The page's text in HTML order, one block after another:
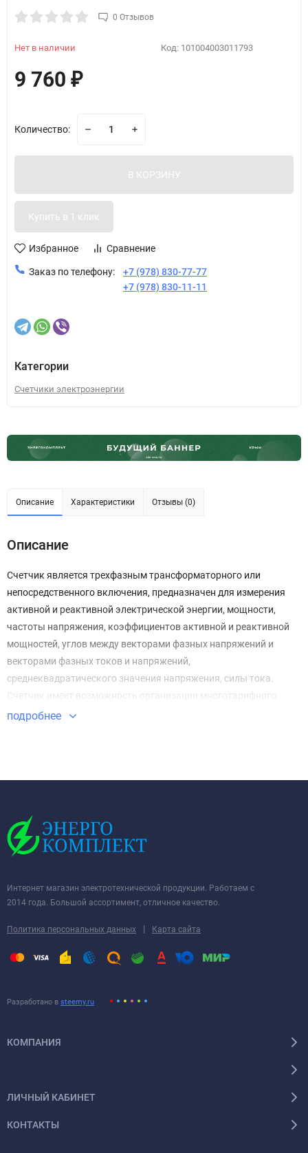
0 Отзывов
Код: 101004003011793
Нет в наличии
9 760 ₽
Количество:
В КОРЗИНУ
Избранное Сравнение
Заказ по телефону:
+7 (978) 830-77-77
+7 (978) 830-11-11
Категории
Счетчики электроэнергии
Описание Характеристики Отзывы (0)
Описание
Счетчик является трехфазным трансформаторного или
непосредственного включения, предназначен для измерения
активной и реактивной электрической энергии, мощности,
частоты напряжения, коэффициентов активной и реактивной
мощностей, углов между векторами фазных напряжений и
векторами фазных токов и напряжений,
среднеквадратического значения напряжения, силы тока.
Счетчик имеет возможность организации многотарифного
учета электроэнергии с передачей накопленной информации
подробнее
Интернет магазин электротехнической продукции. Работаем с
2014 года. Большой ассортимент, отличное качество.
Политика персональных данных | Карта сайта
Разработано в steemy.ru
КОМПАНИЯ
ЛИЧНЫЙ КАБИНЕТ
КОНТАКТЫ